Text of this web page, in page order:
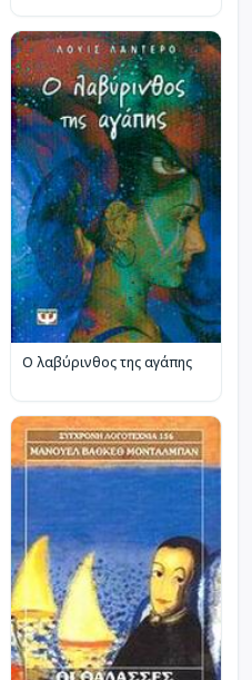
Ο λαβύρινθος της αγάπης